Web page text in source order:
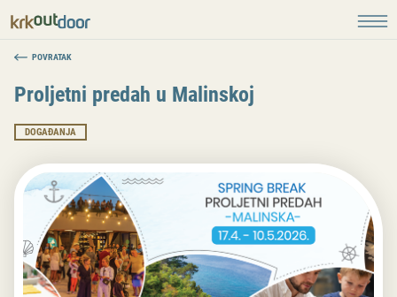
POVRATAK
Proljetni predah u Malinskoj
DOGAĐANJA